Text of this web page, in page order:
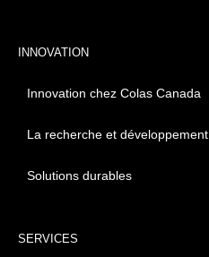
INNOVATION
Innovation chez Colas Canada
La recherche et développement
Solutions durables
SERVICES